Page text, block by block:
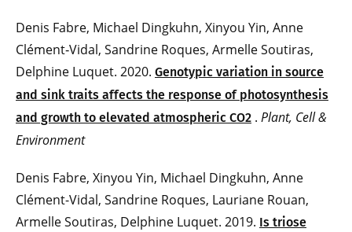
Denis Fabre, Michael Dingkuhn, Xinyou Yin, Anne
Clément‐Vidal, Sandrine Roques, Armelle Soutiras,
Delphine Luquet. 2020. Genotypic variation in source
and sink traits affects the response of photosynthesis
and growth to elevated atmospheric CO2 . Plant, Cell &
Environment
Denis Fabre, Xinyou Yin, Michael Dingkuhn, Anne
Clément-Vidal, Sandrine Roques, Lauriane Rouan,
Armelle Soutiras, Delphine Luquet. 2019. Is triose